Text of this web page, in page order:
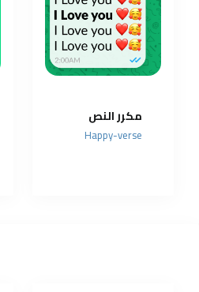
مكرر النص
Happy-verse